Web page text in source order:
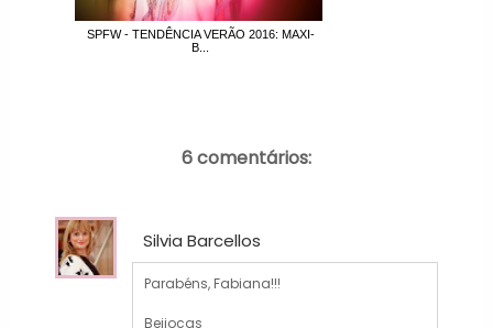
SPFW - TENDÊNCIA VERÃO 2016: MAXI-
B...
6 comentários:
Silvia Barcellos
Parabéns, Fabiana!!!
Beijocas